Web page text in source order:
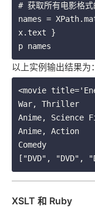
# 获取所有电影格式
names =
x.text }
以上实例输出结果为：
<movie
War, Thriller
Anime, Science
Anime, Action
Comedy
XSLT 和 Ruby